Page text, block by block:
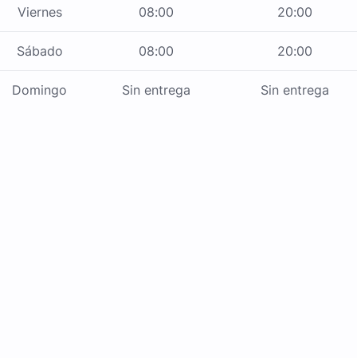
Viernes 08:00 20:00
Sábado 08:00 20:00
Domingo Sin entrega Sin entrega